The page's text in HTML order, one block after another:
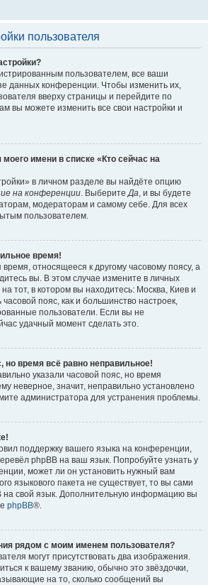
пользователя
пользователем, все ваши
данных конференции. Чтобы изменить их,
вверху страницы и перейдите по
вы можете изменить все свои настройки и
моего имени в списке «Кто сейчас на
в личном разделе вы найдёте опцию
на конференции. ВыберитеДа, и вы будете
модераторам и самому себе. Для всех
пользователем.
время!
относящееся к другому часовому поясу, а
вы. В этом случае измените в личных
тот, в котором вы находитесь: Москва, Киев и
часовой пояс, как и большинство настроек,
пользователи. Если вы не
удачный момент сделать это.
но время всё равно неправильное!
указали часовой пояс, но время
неверное, значит, неправильно установлено
администратора для устранения проблемы.
поддержку вашего языка на конференции,
phpBB на ваш язык. Попробуйте узнать у
может ли он установить нужный вам
языкового пакета не существует, то вы сами
на свой язык. Дополнительную информацию вы
phpBB®.
рядом с моим именем пользователя?
могут присутствовать два изображения.
к вашему званию, обычно это звёздочки,
на то, сколько сообщений вы